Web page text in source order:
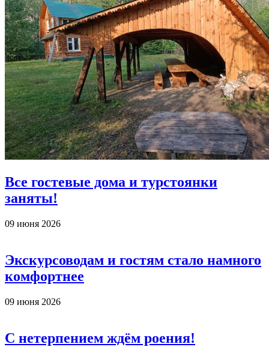
Все гостевые дома и турстоянки
заняты!
09 июня 2026
Экскурсоводам и гостям стало намного
комфортнее
09 июня 2026
С нетерпением ждём роения!